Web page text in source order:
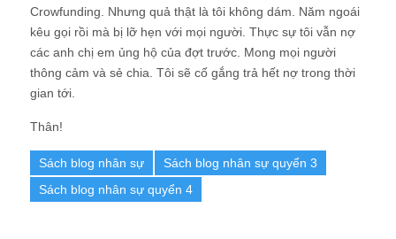
Crowfunding. Nhưng quả thật là tôi không dám. Năm ngoái
kêu gọi rồi mà bị lỡ hẹn với mọi người. Thực sự tôi vẫn nợ
các anh chị em ủng hộ của đợt trước. Mong mọi người
thông cảm và sẻ chia. Tôi sẽ cố gắng trả hết nợ trong thời
gian tới.
Thân!
Sách blog nhân sự
Sách blog nhân sự quyển 3
Sách blog nhân sự quyển 4